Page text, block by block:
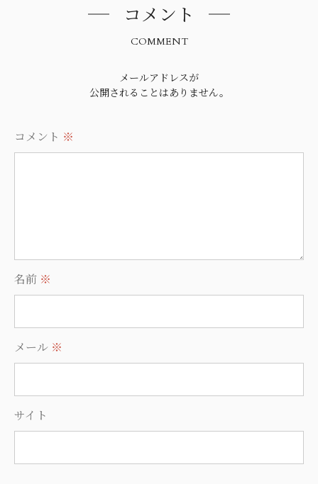
コメント
COMMENT
メールアドレスが
公開されることはありません。
コメント ※
名前 ※
メール ※
サイト